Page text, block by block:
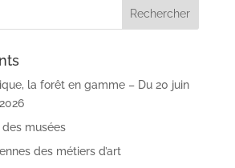
la forêt en gamme – Du 20 juin
musées
des métiers d’art